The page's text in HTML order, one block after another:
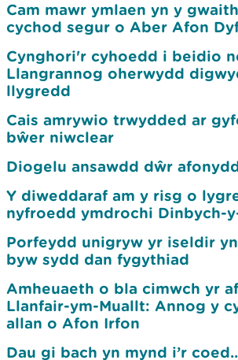
Cam mawr ymlaen yn y
cychod segur o Aber Afon
Cynghori'r cyhoedd i beidio
Llangrannog oherwydd
llygredd
Cais amrywio trwydded ar
bŵer niwclear
Diogelu ansawdd dŵr
Y diweddaraf am y risg o
nyfroedd ymdrochi Dinbych-
Porfeydd unigryw yr iseldir
byw sydd dan fygythiad
Amheuaeth o bla cimwch yr
Llanfair-ym-Muallt: Annog y
allan o Afon Irfon
Dau gi bach yn mynd i’r